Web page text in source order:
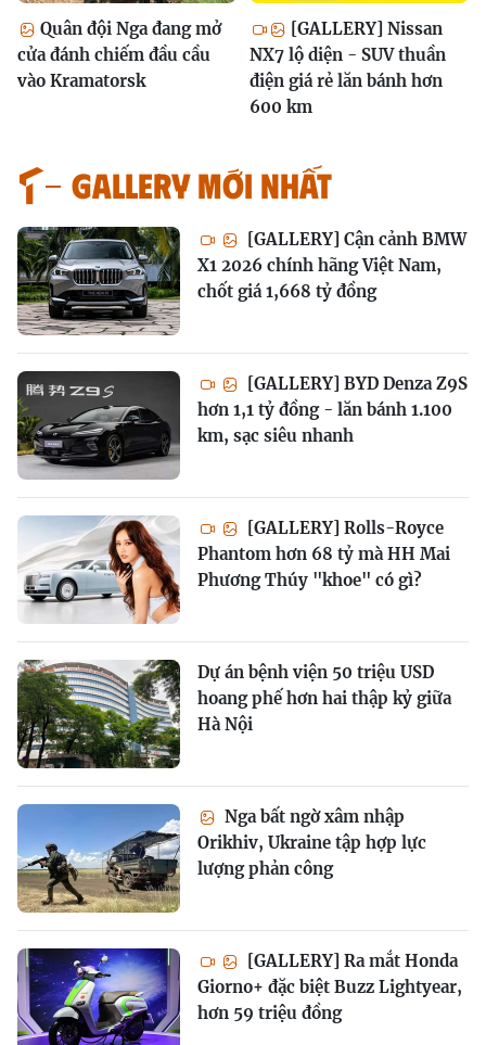
Quân đội Nga đang mở
cửa đánh chiếm đầu cầu
vào Kramatorsk
[GALLERY] Nissan
NX7 lộ diện - SUV thuần
điện giá rẻ lăn bánh hơn
600 km
GALLERY MỚI NHẤT
[GALLERY] Cận cảnh BMW
X1 2026 chính hãng Việt Nam,
chốt giá 1,668 tỷ đồng
[GALLERY] BYD Denza Z9S
hơn 1,1 tỷ đồng - lăn bánh 1.100
km, sạc siêu nhanh
[GALLERY] Rolls-Royce
Phantom hơn 68 tỷ mà HH Mai
Phương Thúy "khoe" có gì?
Dự án bệnh viện 50 triệu USD
hoang phế hơn hai thập kỷ giữa
Hà Nội
Nga bất ngờ xâm nhập
Orikhiv, Ukraine tập hợp lực
lượng phản công
[GALLERY] Ra mắt Honda
Giorno+ đặc biệt Buzz Lightyear,
hơn 59 triệu đồng